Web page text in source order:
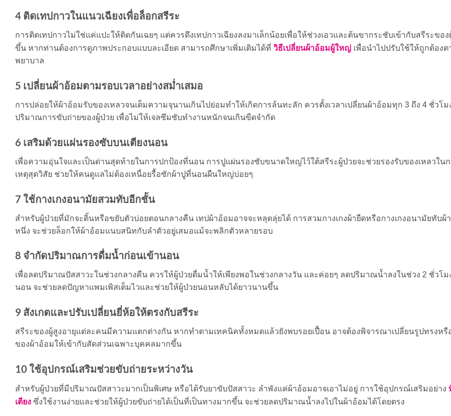
4 ติดเทปกาวในแนวเฉียงเพื่อล็อกสรีระ
การติดเทปกาวไม่ใช่แค่แปะให้ติดกันเฉยๆ แต่ควรดึงเทปกาวเฉียงลงมาเล็กน้อยเพื่อให้ช่วงเอวและต้นขากระชับเข้ากับสรีระขอ
ขึ้น หากท่านต้องการดูภาพประกอบแบบละเอียด สามารถศึกษาเพิ่มเติมได้ที่ วิธีเปลี่ยนผ้าอ้อมผู้ใหญ่ เพื่อนำไปปรับใช้ให้ถูกต้อง
พยาบาล
5 เปลี่ยนผ้าอ้อมตามรอบเวลาอย่างสม่ำเสมอ
การปล่อยให้ผ้าอ้อมรับของเหลวจนเต็มความจุนานเกินไปย่อมทำให้เกิดการล้นทะลัก ควรตั้งเวลาเปลี่ยนผ้าอ้อมทุก 3 ถึง 4 ชั่วโ
ปริมาณการขับถ่ายของผู้ป่วย เพื่อไม่ให้เจลซึมซับทำงานหนักจนเกินขีดจำกัด
6 เสริมด้วยแผ่นรองซับบนเตียงนอน
เพื่อความอุ่นใจและเป็นด่านสุดท้ายในการปกป้องที่นอน การปูแผ่นรองซับขนาดใหญ่ไว้ใต้สรีระผู้ป่วยจะช่วยรองรับของเหลวใน
เหตุสุดวิสัย ช่วยให้คนดูแลไม่ต้องเหนื่อยรื้อซักผ้าปูที่นอนผืนใหญ่บ่อยๆ
7 ใช้กางเกงอนามัยสวมทับอีกชั้น
สำหรับผู้ป่วยที่มักจะดิ้นหรือขยับตัวบ่อยตอนกลางคืน เทปผ้าอ้อมอาจจะหลุดลุ่ยได้ การสวมกางเกงผ้ายืดหรือกางเกงอนามัยทับ
หนึ่ง จะช่วยล็อกให้ผ้าอ้อมแนบสนิทกับลำตัวอยู่เสมอแม้จะพลิกตัวหลายรอบ
8 จำกัดปริมาณการดื่มน้ำก่อนเข้านอน
เพื่อลดปริมาณปัสสาวะในช่วงกลางคืน ควรให้ผู้ป่วยดื่มน้ำให้เพียงพอในช่วงกลางวัน และค่อยๆ ลดปริมาณน้ำลงในช่วง 2 ชั่วโม
นอน จะช่วยลดปัญหาแพมเพิสเต็มไวและช่วยให้ผู้ป่วยนอนหลับได้ยาวนานขึ้น
9 สังเกตและปรับเปลี่ยนยี่ห้อให้ตรงกับสรีระ
สรีระของผู้สูงอายุแต่ละคนมีความแตกต่างกัน หากทำตามเทคนิคทั้งหมดแล้วยังพบรอยเปื้อน อาจต้องพิจารณาเปลี่ยนรูปทรงหรื
ของผ้าอ้อมให้เข้ากับสัดส่วนเฉพาะบุคคลมากขึ้น
10 ใช้อุปกรณ์เสริมช่วยขับถ่ายระหว่างวัน
สำหรับผู้ป่วยที่มีปริมาณปัสสาวะมากเป็นพิเศษ หรือได้รับยาขับปัสสาวะ ลำพังแค่ผ้าอ้อมอาจเอาไม่อยู่ การใช้อุปกรณ์เสริมอย่าง
เตียง ซึ่งใช้งานง่ายและช่วยให้ผู้ป่วยขับถ่ายได้เป็นที่เป็นทางมากขึ้น จะช่วยลดปริมาณน้ำลงไปในผ้าอ้อมได้โดยตรง